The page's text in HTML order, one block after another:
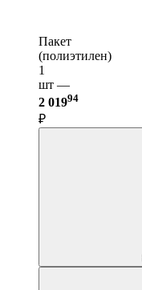
Пакет
(полиэтилен)
1
шт —
2 01994
₽